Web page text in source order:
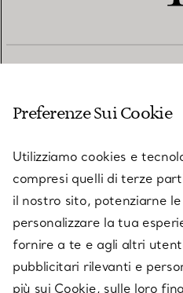
SU TIFFANY & CO.
LEGALE
Preferenze Sui Cookie
Utilizziamo cookies e
compresi quelli di terze
il nostro sito, potenziarne
personalizzare la tua
fornire a te e agli altri
pubblicitari rilevanti e
più sui Cookie, sulle loro